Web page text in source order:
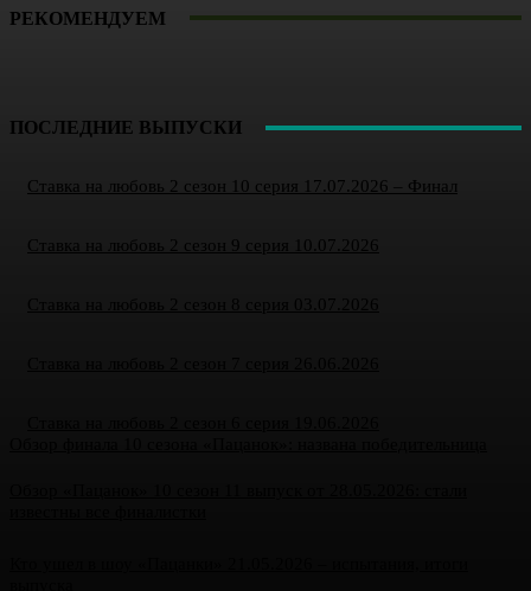
РЕКОМЕНДУЕМ
ПОСЛЕДНИЕ ВЫПУСКИ
Ставка на любовь 2 сезон 10 серия 17.07.2026 – Финал
Ставка на любовь 2 сезон 9 серия 10.07.2026